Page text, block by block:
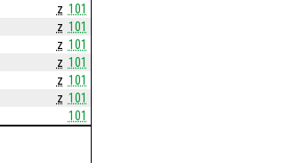
z 101
z 101
z 101
z 101
z 101
z 101
101